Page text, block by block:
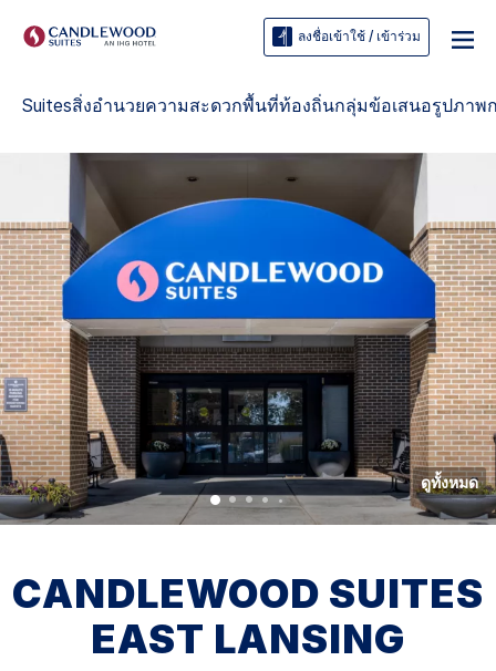
ลงชื่อเข้าใช้ / เข้าร่วม
Suitesสิ่งอำนวยความสะดวกพื้นที่ท้องถิ่นกลุ่มข้อเสนอรูปภาพ
ดูทั้งหมด
CANDLEWOOD SUITES
EAST LANSING